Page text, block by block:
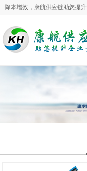
降本增效，康航供应链助您提升